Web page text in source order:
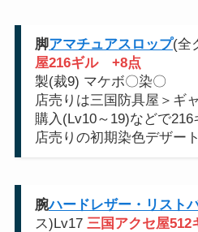
脚アマチュアスロップ(全
屋216ギル
+8点
製(裁9) マケボ〇染〇
店売りは三国防具屋＞ギ
購入(Lv10～19)などで216
店売りの初期染色デザー
腕ハードレザー・リスト
ス)Lv17 三国アクセ屋512